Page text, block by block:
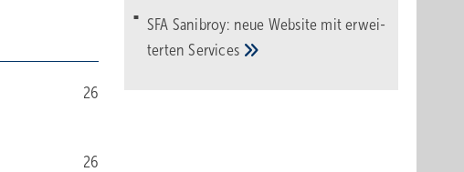
26
26
SFA Sanibroy: neue Web­site mit erwei­
tertenServices